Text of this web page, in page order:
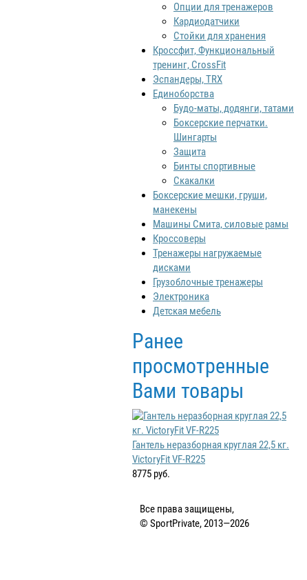
Опции для тренажеров
Кардиодатчики
Стойки для хранения
Кроссфит, Функциональный
тренинг, CrossFit
Эспандеры, TRX
Единоборства
Будо-маты, додянги, татами
Боксерские перчатки.
Шингарты
Защита
Бинты спортивные
Скакалки
Боксерские мешки, груши,
манекены
Машины Смита, силовые рамы
Кроссоверы
Тренажеры нагружаемые
дисками
Грузоблочные тренажеры
Электроника
Детская мебель
Ранее
просмотренные
Вами товары
Гантель неразборная круглая 22,5 кг.
VictoryFit VF-R225
8775 руб.
Все права защищены,
© SportPrivate, 2013—2026